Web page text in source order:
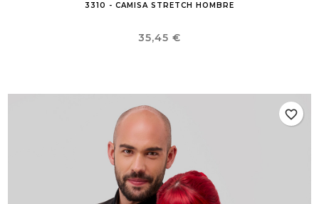
3310 - CAMISA STRETCH HOMBRE
Precio
35,45 €
favorite_border